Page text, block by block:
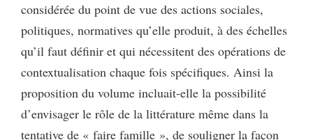
considérée du point de vue des actions sociales,
politiques, normatives qu’elle produit, à des échelles
qu’il faut définir et qui nécessitent des opérations de
contextualisation chaque fois spécifiques. Ainsi la
proposition du volume incluait-elle la possibilité
d’envisager le rôle de la littérature même dans la
tentative de « faire famille », de souligner la façon